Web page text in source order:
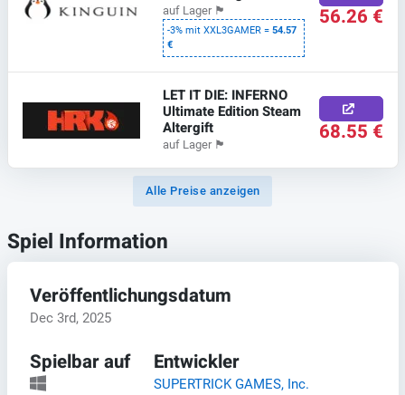
auf Lager 🏴
-3% mit XXL3GAMER =54.57
€
56.26 €
LET IT DIE: INFERNO
Ultimate Edition Steam
Altergift
auf Lager 🏴 68.55 €
Alle Preise anzeigen
Spiel Information
Veröffentlichungsdatum
Dec 3rd, 2025
Spielbar auf Entwickler
SUPERTRICK GAMES, Inc.